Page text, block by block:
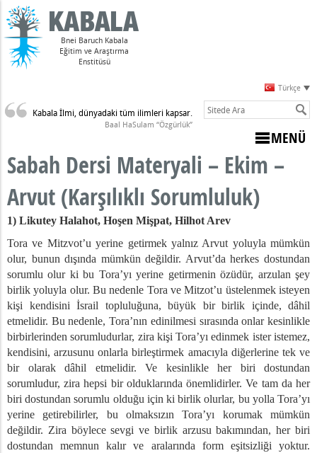
Bnei Baruch Kabala
Eğitim ve Araştırma
Enstitüsü
Türkçe
Kabala İlmi, dünyadaki tüm ilimleri kapsar.
Baal HaSulam “Özgürlük”
MENÜ
– Yaradan’ın Yüceliğinin Eksikliğini Aramızda İfşa Etmek
- Kabala İlmini Doğru Şekilde Çalışmak
- Yaradan’ın Yüceliğini Gözümüzde Arttırmak
– Teslim Olmak (Boyun Eğmek)
- Mutlak Sıfır
- Onlu Tam Bir HaVaYaH’dır
- Yaradan’ın Yüceliği İçin Eksiklik
- Yükseliş Durumunda Düşüşten Öğrenmek
- DUA 1
- Düşüş Zamanında Nasıl Hareket Edilir
- O’ndan Başkası Yok
Sabah Dersi Materyali – Ekim –
Arvut (Karşılıklı Sorumluluk)
1) Likutey Halahot, Hoşen Mişpat, Hilhot Arev
Tora ve Mitzvot’u yerine getirmek yalnız Arvut yoluyla mümkün
olur, bunun dışında mümkün değildir. Arvut’da herkes dostundan
sorumlu olur ki bu Tora’yı yerine getirmenin özüdür, arzulan şey
birlik yoluyla olur. Bu nedenle Tora ve Mitzot’u üstelenmek isteyen
kişi kendisini İsrail topluluğuna, büyük bir birlik içinde, dâhil
etmelidir. Bu nedenle, Tora’nın edinilmesi sırasında onlar kesinlikle
birbirlerinden sorumludurlar, zira kişi Tora’yı edinmek ister istemez,
kendisini, arzusunu onlarla birleştirmek amacıyla diğerlerine tek ve
bir olarak dâhil etmelidir. Ve kesinlikle her biri dostundan
sorumludur, zira hepsi bir olduklarında önemlidirler. Ve tam da her
biri dostundan sorumlu olduğu için ki birlik olurlar, bu yolla Tora’yı
yerine getirebilirler, bu olmaksızın Tora’yı korumak mümkün
değildir. Zira böylece sevgi ve birlik arzusu bakımından, her biri
dostundan memnun kalır ve aralarında form eşitsizliği yoktur.